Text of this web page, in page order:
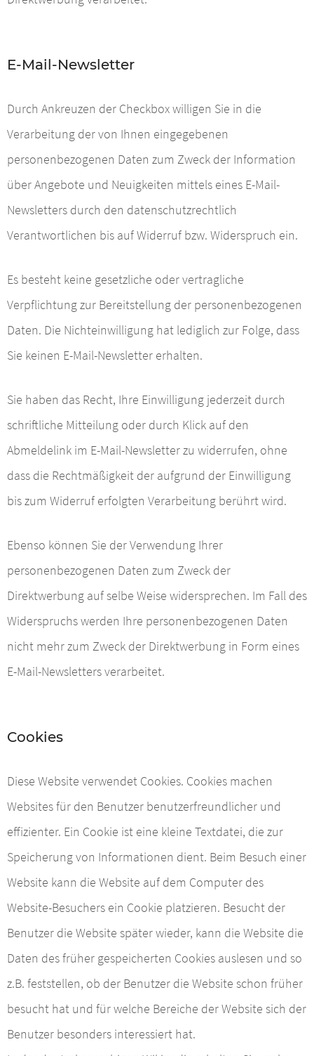
E-Mail-Newsletter
Durch Ankreuzen der Checkbox willigen Sie in die
Verarbeitung der von Ihnen eingegebenen
personenbezogenen Daten zum Zweck der Information
über Angebote und Neuigkeiten mittels eines E-Mail-
Newsletters durch den datenschutzrechtlich
Verantwortlichen bis auf Widerruf bzw. Widerspruch ein.
Es besteht keine gesetzliche oder vertragliche
Verpflichtung zur Bereitstellung der personenbezogenen
Daten. Die Nichteinwilligung hat lediglich zur Folge, dass
Sie keinen E-Mail-Newsletter erhalten.
Sie haben das Recht, Ihre Einwilligung jederzeit durch
schriftliche Mitteilung oder durch Klick auf den
Abmeldelink im E-Mail-Newsletter zu widerrufen, ohne
dass die Rechtmäßigkeit der aufgrund der Einwilligung
bis zum Widerruf erfolgten Verarbeitung berührt wird.
Ebenso können Sie der Verwendung Ihrer
personenbezogenen Daten zum Zweck der
Direktwerbung auf selbe Weise widersprechen. Im Fall des
Widerspruchs werden Ihre personenbezogenen Daten
nicht mehr zum Zweck der Direktwerbung in Form eines
E-Mail-Newsletters verarbeitet.
Cookies
Diese Website verwendet Cookies. Cookies machen
Websites für den Benutzer benutzerfreundlicher und
effizienter. Ein Cookie ist eine kleine Textdatei, die zur
Speicherung von Informationen dient. Beim Besuch einer
Website kann die Website auf dem Computer des
Website-Besuchers ein Cookie platzieren. Besucht der
Benutzer die Website später wieder, kann die Website die
Daten des früher gespeicherten Cookies auslesen und so
z.B. feststellen, ob der Benutzer die Website schon früher
besucht hat und für welche Bereiche der Website sich der
Benutzer besonders interessiert hat.